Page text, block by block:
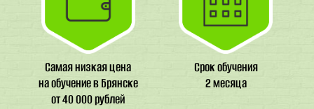
Самая низкая цена
на обучение в Брянске
от 40 000 рублей
Срок обучения
2 месяца